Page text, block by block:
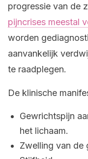
progressie van de
pijncrises meestal
worden
aanvankelijk
te raadplegen.
De klinische
Gewrichtspijn
het lichaam.
Zwelling van de